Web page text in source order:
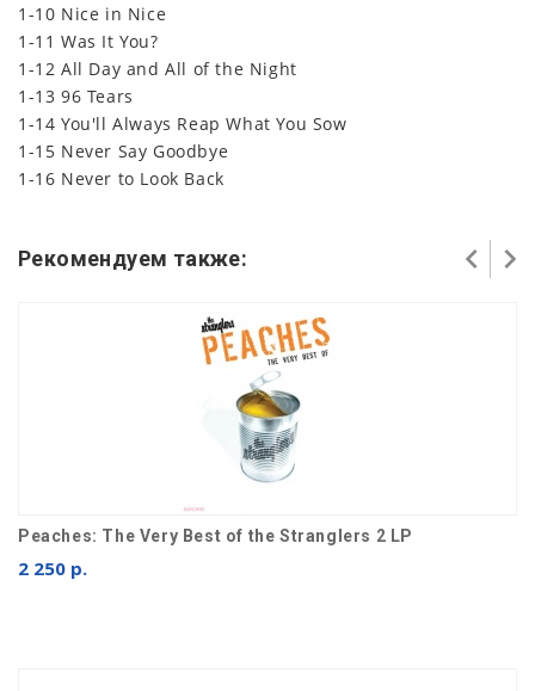
1-10 Nice in Nice
1-11 Was It You?
1-12 All Day and All of the Night
1-13 96 Tears
1-14 You'll Always Reap What You Sow
1-15 Never Say Goodbye
1-16 Never to Look Back
Рекомендуем также:
Peaches: The Very Best of the Stranglers 2 LP
2 250 р.